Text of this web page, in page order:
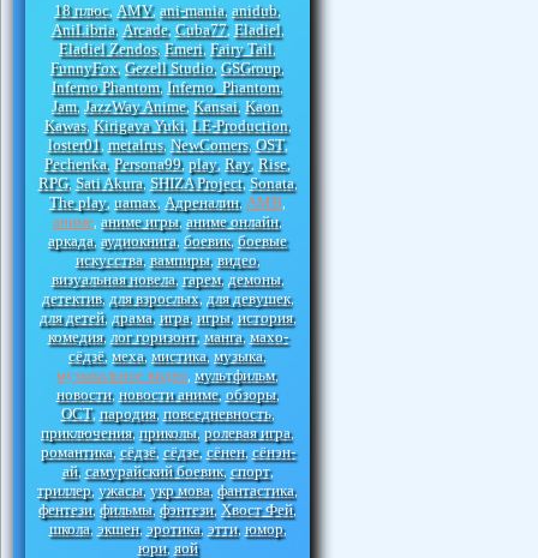
18 плюс, AMV, ani-mania, anidub,
AniLibria, Arcade, Cuba77, Eladiel,
Eladiel Zendos, Emeri, Fairy Tail,
FunnyFox, Gezell Studio, GSGroup,
Inferno Phantom, Inferno_Phantom,
Jam, JazzWay Anime, Kansai, Kaon,
Kawas, Kirigava Yuki, LE-Production,
loster01, metalrus, NewComers, OST,
Pechenka, Persona99, play, Ray, Rise,
RPG, Sati Akura, SHIZA Project, Sonata,
The play, uamax, Адреналин, АМВ
аниме аниме игры, аниме онлайн,
аркада, аудиокнига, боевик, боевые
искусства, вампиры, видео,
визуальная новела, гарем, демоны,
детектив, для взрослых, для девушек,
для детей, драма, игра, игры, история,
комедия, лог горизонт, манга, махо-
сёдзё, меха, мистика, музыка,
музыкальное видео мультфильм,
новости, новости аниме, обзоры,
ОСТ, пародия, повседневность,
приключения, приколы, ролевая игра,
романтика, сёдзё, сёдзе, сёнен, сёнэн-
ай, самурайский боевик, спорт,
триллер, ужасы, укр мова, фантастика,
фентези, фильмы, фэнтези, Хвост Фей,
школа, экшен, эротика, этти, юмор,
юри, яой